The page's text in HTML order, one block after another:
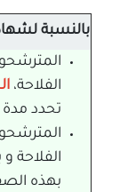
بالنسبة
الفلاحة،
تحدد مدة
الفلاحة و